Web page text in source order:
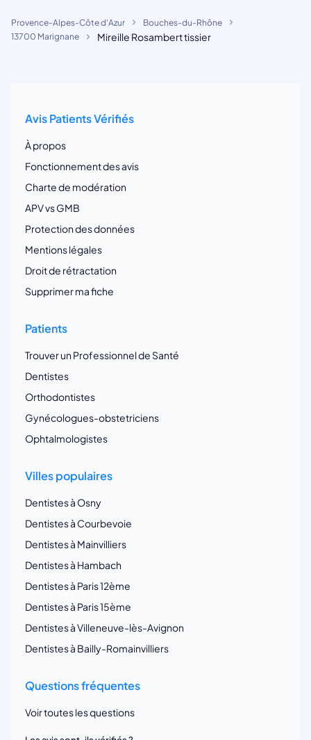
Provence-Alpes-Côte d'Azur
Bouches-du-Rhône
13700 Marignane
Mireille Rosambert tissier
Avis Patients Vérifiés
À propos
Fonctionnement des avis
Charte de modération
APV vs GMB
Protection des données
Mentions légales
Droit de rétractation
Supprimer ma fiche
Patients
Trouver un Professionnel de Santé
Dentistes
Orthodontistes
Gynécologues-obstetriciens
Ophtalmologistes
Villes populaires
Dentistes à Osny
Dentistes à Courbevoie
Dentistes à Mainvilliers
Dentistes à Hambach
Dentistes à Paris 12ème
Dentistes à Paris 15ème
Dentistes à Villeneuve-lès-Avignon
Dentistes à Bailly-Romainvilliers
Questions fréquentes
Voir toutes les questions